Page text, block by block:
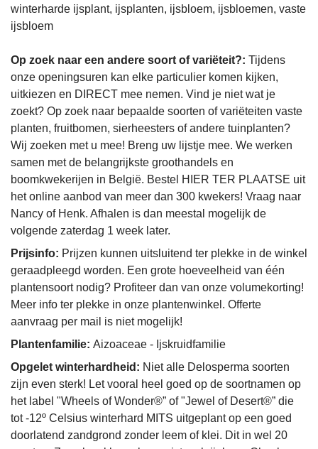
winterharde ijsplant, ijsplanten, ijsbloem, ijsbloemen, vaste
ijsbloem
Op zoek naar een andere soort of variëteit?: Tijdens
onze openingsuren kan elke particulier komen kijken,
uitkiezen en DIRECT mee nemen. Vind je niet wat je
zoekt? Op zoek naar bepaalde soorten of variëteiten vaste
planten, fruitbomen, sierheesters of andere tuinplanten?
Wij zoeken met u mee! Breng uw lijstje mee. We werken
samen met de belangrijkste groothandels en
boomkwekerijen in België. Bestel HIER TER PLAATSE uit
het online aanbod van meer dan 300 kwekers! Vraag naar
Nancy of Henk. Afhalen is dan meestal mogelijk de
volgende zaterdag 1 week later.
Prijsinfo: Prijzen kunnen uitsluitend ter plekke in de winkel
geraadpleegd worden. Een grote hoeveelheid van één
plantensoort nodig? Profiteer dan van onze volumekorting!
Meer info ter plekke in onze plantenwinkel. Offerte
aanvraag per mail is niet mogelijk!
Plantenfamilie: Aizoaceae - Ijskruidfamilie
Opgelet winterhardheid: Niet alle Delosperma soorten
zijn even sterk! Let vooral heel goed op de soortnamen op
het label "Wheels of Wonder®” of "Jewel of Desert®” die
tot -12º Celsius winterhard MITS uitgeplant op een goed
doorlatend zandgrond zonder leem of klei. Dit in wel 20